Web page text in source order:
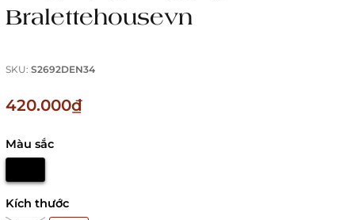
Bralettehousevn
SKU: S2692DEN34
420.000₫
Màu sắc
Kích thước